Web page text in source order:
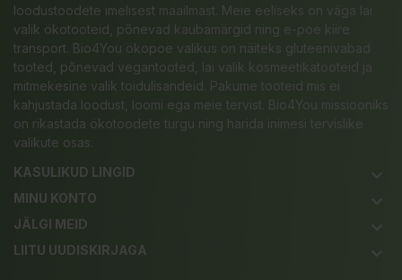
loodustoodete imelisest maailmast. Meie eeliseks on väga lai
valik ökotooteid, põnevad kaubamärgid ning e-poe kiire
transport. Bio4You ökopoe valikus on näiteks gluteenivabad
tooted, põnevad vegantooted, lai valik kosmeetikatooteid ja
mitmekesine valik toidulisandeid. Pakume tooteid mis ei
kahjustada loodust, loomi ega meie tervist. Bio4You missiooniks
on rikastada ökotoodete turgu ning harida inimesi tervislike
valikute osas.
KASULIKUD LINGID
keyboard_arrow_down
MINU KONTO keyboard_arrow_down
JÄLGI MEID keyboard_arrow_down
LIITU UUDISKIRJAGA keyboard_arrow_down